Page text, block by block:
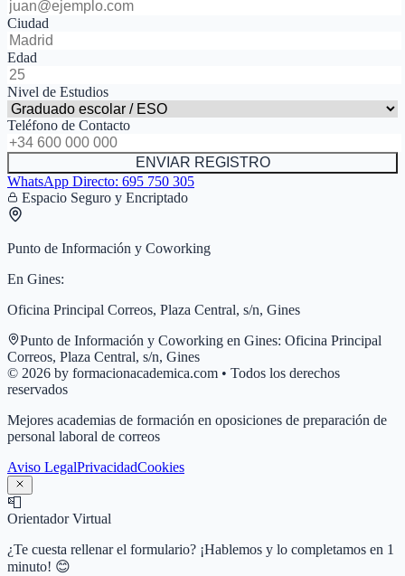
Ciudad
Edad
Nivel de Estudios
Teléfono de Contacto
ENVIAR REGISTRO
WhatsApp Directo: 695 750 305
Espacio Seguro y Encriptado
Punto de Información y Coworking
En Gines:
Oficina Principal Correos, Plaza Central, s/n, Gines
Punto de Información y Coworking en Gines: Oficina Principal
Correos, Plaza Central, s/n, Gines
© 2026 by formacionacademica.com • Todos los derechos
reservados
Mejores academias de formación en oposiciones de preparación de
personal laboral de correos
Aviso LegalPrivacidadCookies
📮
Orientador Virtual
¿Te cuesta rellenar el formulario? ¡Hablemos y lo completamos en 1
minuto! 😊